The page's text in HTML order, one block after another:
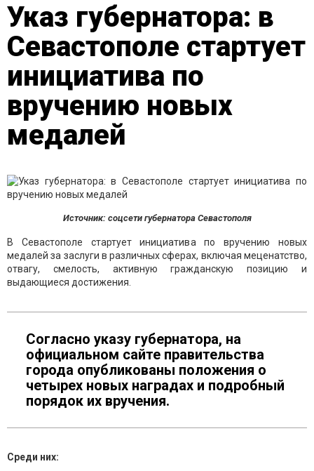
Указ губернатора: в
Севастополе стартует
инициатива по
вручению новых
медалей
Источник: соцсети губернатора Севастополя
В Севастополе стартует инициатива по вручению новых
медалей за заслуги в различных сферах, включая меценатство,
отвагу, смелость, активную гражданскую позицию и
выдающиеся достижения.
Согласно указу губернатора, на
официальном сайте правительства
города опубликованы положения о
четырех новых наградах и подробный
порядок их вручения.
Среди них: